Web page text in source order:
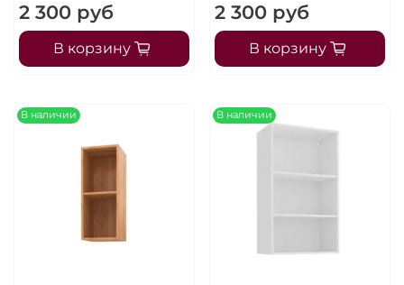
2 300 руб
В корзину
2 300 руб
В корзину
В наличии В наличии